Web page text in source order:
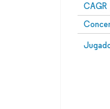
CAGR